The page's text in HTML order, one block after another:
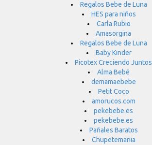
Regalos Bebe de Luna
HES para niños
Carla Rubio
Amasorgina
Regalos Bebe de Luna
Baby Kinder
Picotex Creciendo Juntos
Alma Bebé
demamaebebe
Petit Coco
amorucos.com
pekebebe.es
pekebebe.es
Pañales Baratos
Chupetemania